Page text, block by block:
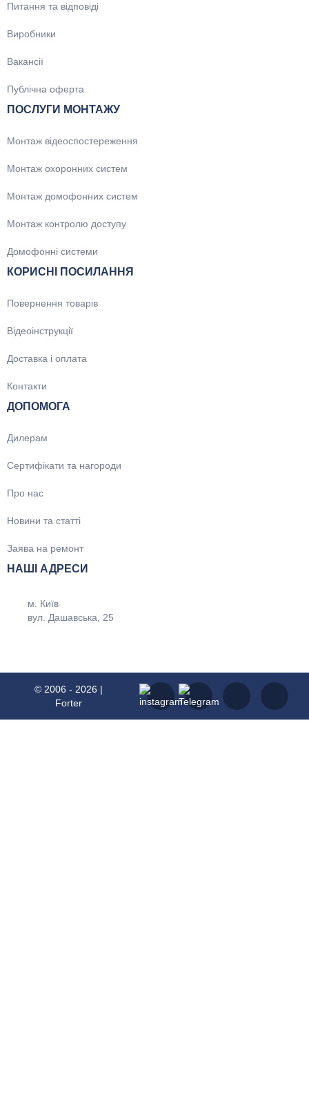
Питання та відповіді
Виробники
Вакансії
Публічна оферта
ПОСЛУГИ МОНТАЖУ
Монтаж відеоспостереження
Монтаж охоронних систем
Монтаж домофонних систем
Монтаж контролю доступу
Домофонні системи
КОРИСНІ ПОСИЛАННЯ
Повернення товарів
Відеоінструкції
Доставка і оплата
Контакти
ДОПОМОГА
Дилерам
Сертифікати та нагороди
Про нас
Новини та статті
Заява на ремонт
НАШІ АДРЕСИ
м. Київ
вул. Дашавська, 25
© 2006 - 2026 |
Forter